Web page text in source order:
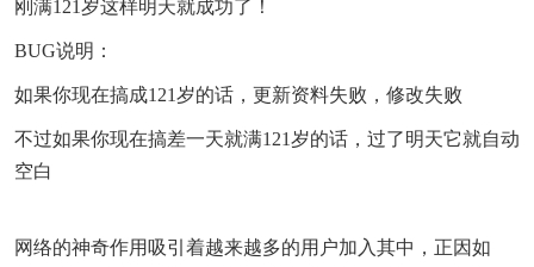
刚满121岁这样明天就成功了！
BUG说明：
如果你现在搞成121岁的话，更新资料失败，修改失败
不过如果你现在搞差一天就满121岁的话，过了明天它就自动
空白
网络的神奇作用吸引着越来越多的用户加入其中，正因如